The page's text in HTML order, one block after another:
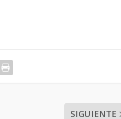
SIGUIENTE